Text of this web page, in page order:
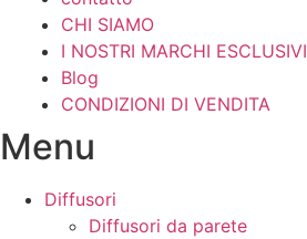
CHI SIAMO
I NOSTRI MARCHI ESCLUSIVI
Blog
CONDIZIONI DI VENDITA
Menu
Diffusori
Diffusori da parete